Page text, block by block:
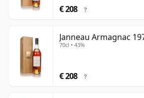
€ 208 ?
Janneau Armagnac
70cl • 43%
€ 208 ?